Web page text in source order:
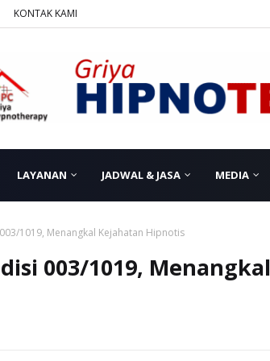
KONTAK KAMI
LAYANAN JADWAL & JASA MEDIA
1019, Menangkal Kejahatan Hipnotis
003/1019, Menangkal